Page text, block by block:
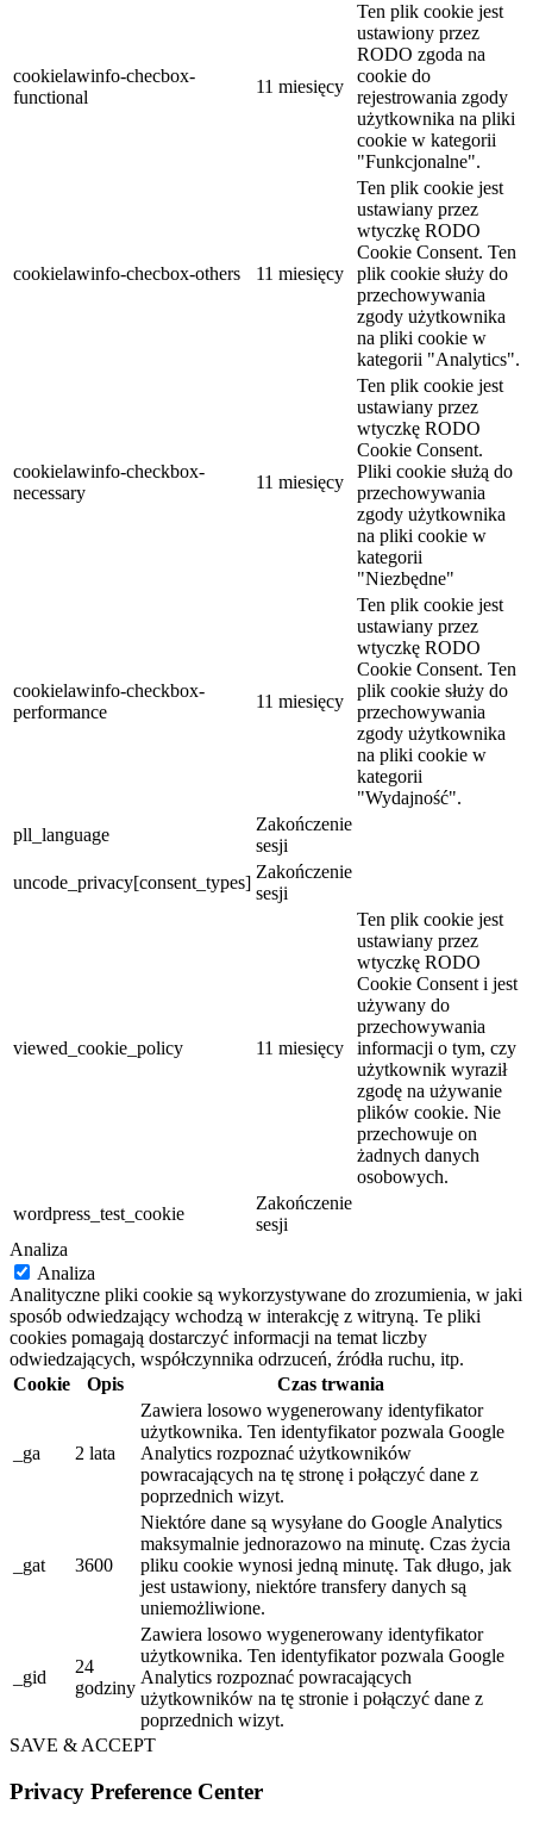
cookielawinfo-checbox-
functional
11 miesięcy
Ten plik cookie jest
ustawiony przez
RODO zgoda na
cookie do
rejestrowania zgody
użytkownika na pliki
cookie w kategorii
"Funkcjonalne".
cookielawinfo-checbox-others 11 miesięcy
Ten plik cookie jest
ustawiany przez
wtyczkę RODO
Cookie Consent. Ten
plik cookie służy do
przechowywania
zgody użytkownika
na pliki cookie w
kategorii "Analytics".
cookielawinfo-checkbox-
necessary
11 miesięcy
Ten plik cookie jest
ustawiany przez
wtyczkę RODO
Cookie Consent.
Pliki cookie służą do
przechowywania
zgody użytkownika
na pliki cookie w
kategorii
"Niezbędne"
cookielawinfo-checkbox-
performance
11 miesięcy
Ten plik cookie jest
ustawiany przez
wtyczkę RODO
Cookie Consent. Ten
plik cookie służy do
przechowywania
zgody użytkownika
na pliki cookie w
kategorii
"Wydajność".
pll_language
Zakończenie
sesji
uncode_privacy[consent_types]
Zakończenie
sesji
viewed_cookie_policy 11 miesięcy
Ten plik cookie jest
ustawiany przez
wtyczkę RODO
Cookie Consent i jest
używany do
przechowywania
informacji o tym, czy
użytkownik wyraził
zgodę na używanie
plików cookie. Nie
przechowuje on
żadnych danych
osobowych.
wordpress_test_cookie
Zakończenie
sesji
Analiza
Analiza
Analityczne pliki cookie są wykorzystywane do zrozumienia, w jaki
sposób odwiedzający wchodzą w interakcję z witryną. Te pliki
cookies pomagają dostarczyć informacji na temat liczby
odwiedzających, współczynnika odrzuceń, źródła ruchu, itp.
Cookie
Opis Czas trwania
_ga 2 lata
Zawiera losowo wygenerowany identyfikator
użytkownika. Ten identyfikator pozwala Google
Analytics rozpoznać użytkowników
powracających na tę stronę i połączyć dane z
poprzednich wizyt.
_gat 3600
Niektóre dane są wysyłane do Google Analytics
maksymalnie jednorazowo na minutę. Czas życia
pliku cookie wynosi jedną minutę. Tak długo, jak
jest ustawiony, niektóre transfery danych są
uniemożliwione.
_gid
24
godziny
Zawiera losowo wygenerowany identyfikator
użytkownika. Ten identyfikator pozwala Google
Analytics rozpoznać powracających
użytkowników na tę stronie i połączyć dane z
poprzednich wizyt.
SAVE & ACCEPT
Privacy Preference Center